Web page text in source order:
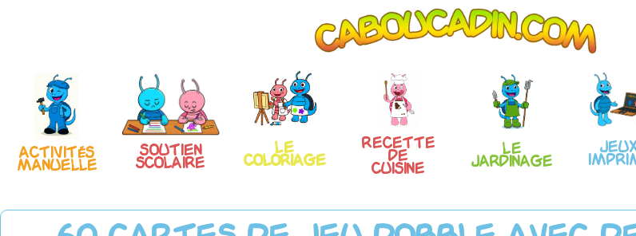
Activités
manuelle
Soutien
scolaire
Le
coloriage
Recette
de
Cuisine
Le
Jardinage